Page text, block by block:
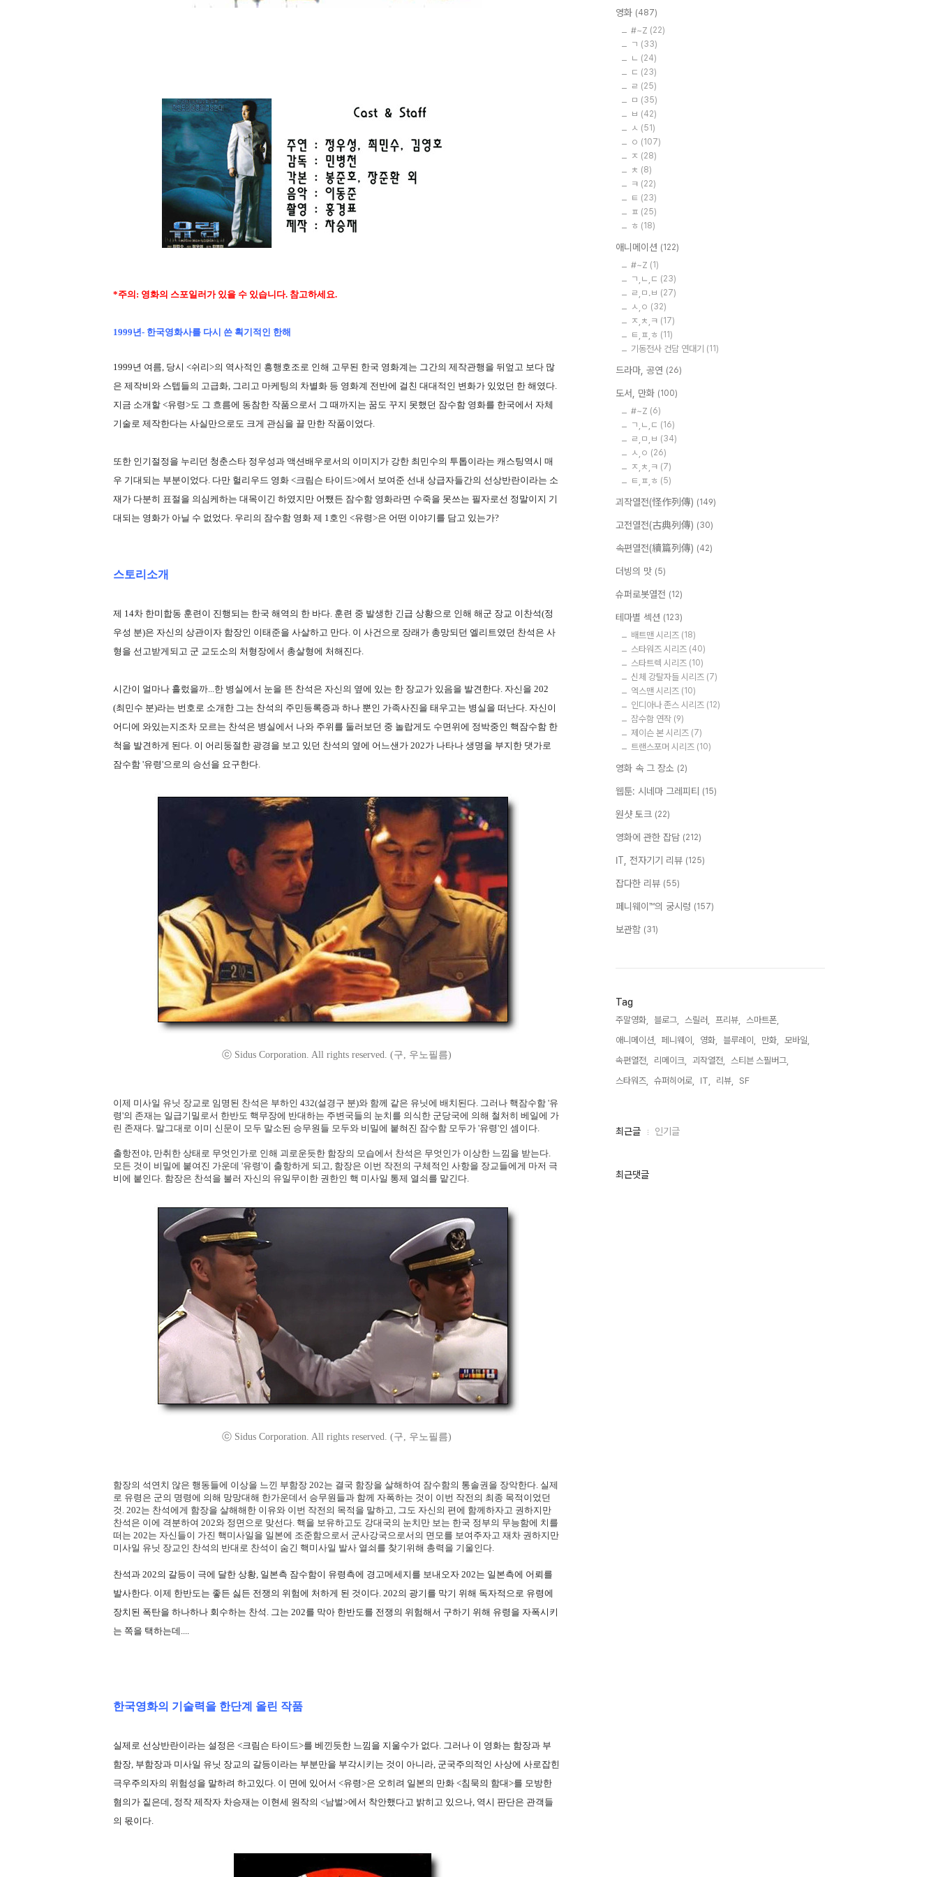
*주의: 영화의 스포일러가 있을 수 있습니다. 참고하세요.
1999년- 한국영화사를 다시 쓴 획기적인 한해
1999년 여름, 당시 <쉬리>의 역사적인 흥행호조로 인해 고무된 한국 영화계는 그간의 제작관행을 뒤엎고 보다 많
은 제작비와 스텝들의 고급화, 그리고 마케팅의 차별화 등 영화계 전반에 걸친 대대적인 변화가 있었던 한 해였다.
지금 소개할 <유령>도 그 흐름에 동참한 작품으로서 그 때까지는 꿈도 꾸지 못했던 잠수함 영화를 한국에서 자체
기술로 제작한다는 사실만으로도 크게 관심을 끌 만한 작품이었다.
또한 인기절정을 누리던 청춘스타 정우성과 액션배우로서의 이미지가 강한 최민수의 투톱이라는 캐스팅역시 매
우 기대되는 부분이었다. 다만 헐리우드 영화 <크림슨 타이드>에서 보여준 선내 상급자들간의 선상반란이라는 소
재가 다분히 표절을 의심케하는 대목이긴 하였지만 어쨌든 잠수함 영화라면 수죽을 못쓰는 필자로선 정말이지 기
대되는 영화가 아닐 수 없었다. 우리의 잠수함 영화 제 1호인 <유령>은 어떤 이야기를 담고 있는가?
스토리소개
제 14차 한미합동 훈련이 진행되는 한국 해역의 한 바다. 훈련 중 발생한 긴급 상황으로 인해 해군 장교 이찬석(정
우성 분)은 자신의 상관이자 함장인 이태준을 사살하고 만다. 이 사건으로 장래가 총망되던 엘리트였던 찬석은 사
형을 선고받게되고 군 교도소의 처형장에서 총살형에 처해진다.
시간이 얼마나 흘렀을까...한 병실에서 눈을 뜬 찬석은 자신의 옆에 있는 한 장교가 있음을 발견한다. 자신을 202
(최민수 분)라는 번호로 소개한 그는 찬석의 주민등록증과 하나 뿐인 가족사진을 태우고는 병실을 떠난다. 자신이
어디에 와있는지조차 모르는 찬석은 병실에서 나와 주위를 둘러보던 중 놀랍게도 수면위에 정박중인 핵잠수함 한
척을 발견하게 된다. 이 어리둥절한 광경을 보고 있던 찬석의 옆에 어느샌가 202가 나타나 생명을 부지한 댓가로
잠수함 '유령'으로의 승선을 요구한다.
ⓒ Sidus Corporation. All rights reserved. (구, 우노필름)
이제 미사일 유닛 장교로 임명된 찬석은 부하인 432(설경구 분)와 함께 같은 유닛에 배치된다. 그러나 핵잠수함 '유
령'의 존재는 일급기밀로서 한반도 핵무장에 반대하는 주변국들의 눈치를 의식한 군당국에 의해 철처히 베일에 가
린 존재다. 말그대로 이미 신문이 모두 말소된 승무원들 모두와 비밀에 붙혀진 잠수함 모두가 '유령'인 셈이다.
출항전야, 만취한 상태로 무엇인가로 인해 괴로운듯한 함장의 모습에서 찬석은 무엇인가 이상한 느낌을 받는다.
모든 것이 비밀에 붙여진 가운데 '유령'이 출항하게 되고, 함장은 이번 작전의 구체적인 사항을 장교들에게 마저 극
비에 붙인다. 함장은 찬석을 불러 자신의 유일무이한 권한인 핵 미사일 통제 열쇠를 맡긴다.
ⓒ Sidus Corporation. All rights reserved. (구, 우노필름)
함장의 석연치 않은 행동들에 이상을 느낀 부함장 202는 결국 함장을 살해하여 잠수함의 통솔권을 장악한다. 실제
로 유령은 군의 명령에 의해 망망대해 한가운데서 승무원들과 함께 자폭하는 것이 이번 작전의 최종 목적이었던
것. 202는 찬석에게 함장을 살해해한 이유와 이번 작전의 목적을 말하고, 그도 자신의 편에 함께하자고 권하지만
찬석은 이에 격분하여 202와 정면으로 맞선다. 핵을 보유하고도 강대국의 눈치만 보는 한국 정부의 무능함에 치를
떠는 202는 자신들이 가진 핵미사일을 일본에 조준함으로서 군사강국으로서의 면모를 보여주자고 재차 권하지만
미사일 유닛 장교인 찬석의 반대로 찬석이 숨긴 핵미사일 발사 열쇠를 찾기위해 총력을 기울인다.
찬석과 202의 갈등이 극에 달한 상황, 일본측 잠수함이 유령측에 경고메세지를 보내오자 202는 일본측에 어뢰를
발사한다. 이제 한반도는 좋든 싫든 전쟁의 위험에 처하게 된 것이다. 202의 광기를 막기 위해 독자적으로 유령에
장치된 폭탄을 하나하나 회수하는 찬석. 그는 202를 막아 한반도를 전쟁의 위험해서 구하기 위해 유령을 자폭시키
는 쪽을 택하는데....
한국영화의 기술력을 한단계 올린 작품
실제로 선상반란이라는 설정은 <크림슨 타이드>를 베낀듯한 느낌을 지울수가 없다. 그러나 이 영화는 함장과 부
함장, 부함장과 미사일 유닛 장교의 갈등이라는 부분만을 부각시키는 것이 아니라, 군국주의적인 사상에 사로잡힌
극우주의자의 위험성을 말하려 하고있다. 이 면에 있어서 <유령>은 오히려 일본의 만화 <침묵의 함대>를 모방한
혐의가 짙은데, 정작 제작자 차승재는 이현세 원작의 <남벌>에서 착안했다고 밝히고 있으나, 역시 판단은 관객들
의 몫이다.
영화 (487)
#~Z (22)
ㄱ (33)
ㄴ (24)
ㄷ (23)
ㄹ (25)
ㅁ (35)
ㅂ (42)
ㅅ (51)
ㅇ (107)
ㅈ (28)
ㅊ (8)
ㅋ (22)
ㅌ (23)
ㅍ (25)
ㅎ (18)
애니메이션 (122)
#~Z (1)
ㄱ,ㄴ,ㄷ (23)
ㄹ,ㅁ.ㅂ (27)
ㅅ,ㅇ (32)
ㅈ,ㅊ,ㅋ (17)
ㅌ,ㅍ,ㅎ (11)
기동전사 건담 연대기 (11)
드라마, 공연 (26)
도서, 만화 (100)
#~Z (6)
ㄱ,ㄴ,ㄷ (16)
ㄹ,ㅁ,ㅂ (34)
ㅅ,ㅇ (26)
ㅈ,ㅊ,ㅋ (7)
ㅌ,ㅍ,ㅎ (5)
괴작열전(怪作列傳) (149)
고전열전(古典列傳) (30)
속편열전(續篇列傳) (42)
더빙의 맛 (5)
슈퍼로봇열전 (12)
테마별 섹션 (123)
배트맨 시리즈 (18)
스타워즈 시리즈 (40)
스타트렉 시리즈 (10)
신체 강탈자들 시리즈 (7)
엑스맨 시리즈 (10)
인디아나 존스 시리즈 (12)
잠수함 연작 (9)
제이슨 본 시리즈 (7)
트랜스포머 시리즈 (10)
영화 속 그 장소 (2)
웹툰: 시네마 그레피티 (15)
원샷 토크 (22)
영화에 관한 잡담 (212)
IT, 전자기기 리뷰 (125)
잡다한 리뷰 (55)
페니웨이™의 궁시렁 (157)
보관함 (31)
Tag
주말영화, 블로그, 스릴러, 프리뷰,
스마트폰,
애니메이션,
페니웨이, 영화, 블루레이, 만화,
모바일,
속편열전,
리메이크, 괴작열전,
스티븐 스필버그,
스타워즈,
슈퍼히어로, IT, 리뷰, SF,
최
인
최근글 인기글
최근댓글